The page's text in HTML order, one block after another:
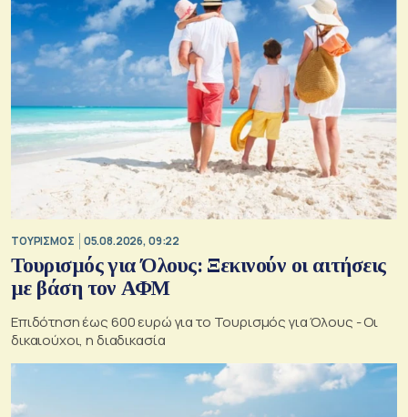
ΤΟΥΡΙΣΜΟΣ 05.08.2026, 09:22
Τουρισμός για Όλους: Ξεκινούν οι αιτήσεις
με βάση τον ΑΦΜ
Επιδότηση έως 600 ευρώ για το Τουρισμός για Όλους - Οι
δικαιούχοι, η διαδικασία